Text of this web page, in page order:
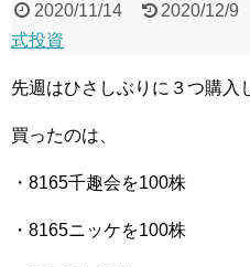
2020/11/14 2020/12/9
式投資
先週はひさしぶりに３つ購入
買ったのは、
・8165千趣会を100株
・8165ニッケを100株